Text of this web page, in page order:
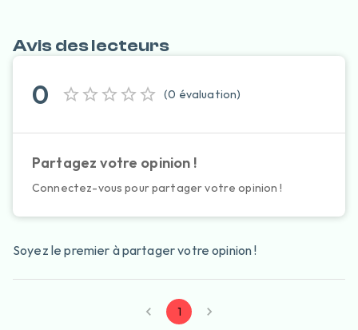
Avis des lecteurs
0 (0 évaluation)
Partagez votre opinion !
Connectez-vous pour partager votre opinion !
Soyez le premier à partager votre opinion !
1